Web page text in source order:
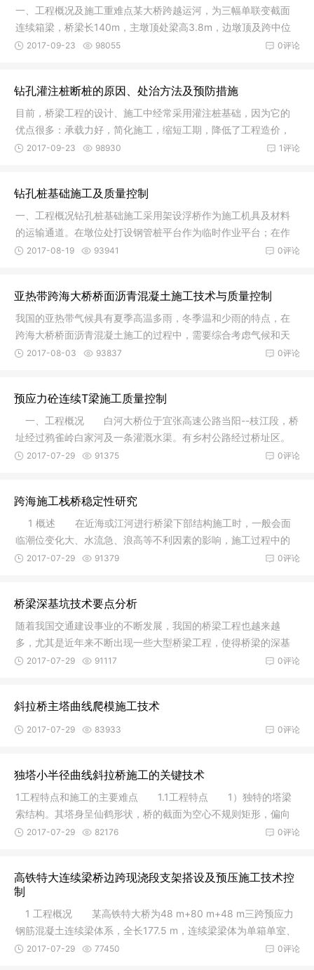
一、工程概况及施工重难点某大桥跨越运河，为三幅单联变截面
连续箱梁，桥梁长140m，主墩顶处梁高3.8m，边墩顶及跨中位
置梁高2m。
0评论
2017-09-23 98055
钻孔灌注桩断桩的原因、处治方法及预防措施
目前，桥梁工程的设计、施工中经常采用灌注桩基础，因为它的
优点很多：承载力好，简化施工，缩短工期，降低了工程造价，
所需设备
1评论
2017-09-23 98930
钻孔桩基础施工及质量控制
一、工程概况钻孔桩基础施工采用架设浮桥作为施工机具及材料
的运输通道。在墩位处打设钢管桩平台作为临时作业平台；在作
业平台上
0评论
2017-08-19 93941
亚热带跨海大桥桥面沥青混凝土施工技术与质量控制
我国的亚热带气候具有夏季高温多雨，冬季温和少雨的特点，在
跨海大桥桥面沥青混凝土施工的过程中，需要综合考虑气候和天
气的特点，确保施工质量。
0评论
2017-08-03 93837
预应力砼连续T梁施工质量控制
一、工程概况 白河大桥位于宜张高速公路当阳--枝江段，桥
址经过鸦雀岭白家河及一条灌溉水渠。有乡村公路经过桥址区。
该桥梁
0评论
2017-07-29 91375
跨海施工栈桥稳定性研究
1 概述 在近海或江河进行桥梁下部结构施工时，一般会面
临潮位变化大、水流急、浪高等不利因素的影响，施工过程中的
水上运输
0评论
2017-07-29 91379
桥梁深基坑技术要点分析
随着我国交通建设事业的不断发展，我国的桥梁工程也越来越
多，尤其是近年来不断出现一些大型桥梁工程，使得桥梁的深基
坑施工成为
0评论
2017-07-29 91117
斜拉桥主塔曲线爬模施工技术
0评论
2017-07-29 83933
独塔小半径曲线斜拉桥施工的关键技术
1工程特点和施工的主要难点 1.1工程特点 1）独特的塔梁
索结构。其塔身呈仙鹤形状，桥的截面为空心不规则矩形，偏向
于重心的
0评论
2017-07-29 82176
高铁特大连续梁桥边跨现浇段支架搭设及预压施工技术控
制
1 工程概况 某高铁特大桥为48 m+80 m+48 m三跨预应力
钢筋混凝土连续梁体系，全长177.5 m，连续梁梁体为单箱单室、
变高度、
0评论
2017-07-29 77450